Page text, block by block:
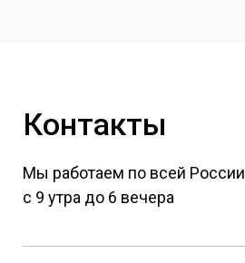
Контакты
Мы работаем по всей России
с 9 утра до 6 вечера